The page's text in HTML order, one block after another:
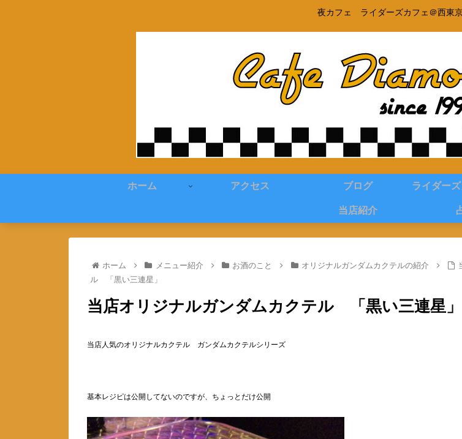
夜カフェ ライダーズカフェ＠西東
ホーム アクセス ブログ ライダー
当店紹介
ホーム メニュー紹介 お酒のこと オリジナルガンダムカクテルの紹介
ル 「黒い三連星」
当店オリジナルガンダムカクテル 「黒い三連星」
当店人気のオリジナルカクテル ガンダムカクテルシリーズ
基本レジピは公開してないのですが、ちょっとだけ公開